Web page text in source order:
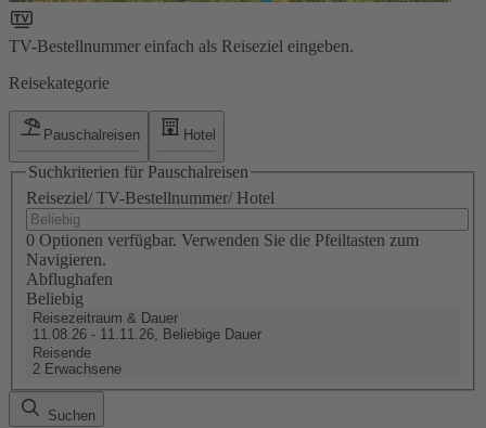
TV-Bestellnummer einfach als Reiseziel eingeben.
Reisekategorie
Pauschalreisen Hotel
Suchkriterien für Pauschalreisen
Reiseziel/ TV-Bestellnummer/ Hotel
0 Optionen verfügbar. Verwenden Sie die Pfeiltasten zum
Navigieren.
Abflughafen
Beliebig
Reisezeitraum & Dauer
11.08.26 - 11.11.26, Beliebige Dauer
Reisende
2 Erwachsene
Suchen